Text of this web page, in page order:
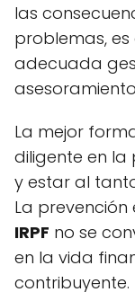
las
problemas,
adecuada
La mejor
diligente en la
y estar al
La
IRPF no se
en la vida
contribuyente.